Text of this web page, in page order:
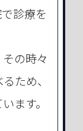
診療を
の時々
ため、
ます。